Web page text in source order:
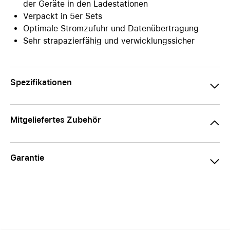
der Geräte in den Ladestationen
Verpackt in 5er Sets
Optimale Stromzufuhr und Datenübertragung
Sehr strapazierfähig und verwicklungssicher
Spezifikationen
Mitgeliefertes Zubehör
Garantie